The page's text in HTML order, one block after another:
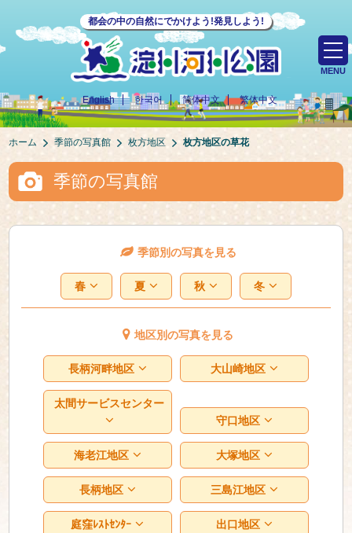
都会の中の自然にでかけよう!発見しよう!
English 한국어 简体中文 繁体中文
MENU
ホーム 季節の写真館 枚方地区 枚方地区の草花
季節の写真館
季節別の写真を見る
春 夏 秋 冬
地区別の写真を見る
長柄河畔地区 大山崎地区
太間サービスセンター
守口地区
海老江地区 大塚地区
長柄地区 三島江地区
庭窪ﾚｽﾄｾﾝﾀｰ 出口地区